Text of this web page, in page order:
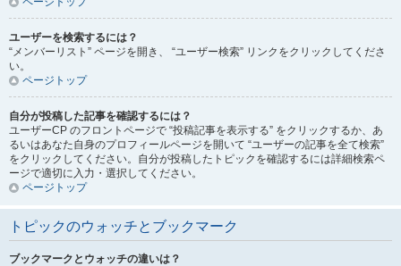
ユーザーを検索するには？
“メンバーリスト” ページを開き、 “ユーザー検索” リンクをクリックしてくださ
い。
ページトップ
自分が投稿した記事を確認するには？
ユーザーCP のフロントページで “投稿記事を表示する” をクリックするか、あ
るいはあなた自身のプロフィールページを開いて “ユーザーの記事を全て検索”
をクリックしてください。自分が投稿したトピックを確認するには詳細検索ペ
ージで適切に入力・選択してください。
ページトップ
トピックのウォッチとブックマーク
ブックマークとウォッチの違いは？